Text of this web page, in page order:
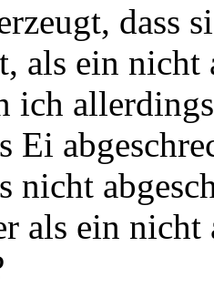
dass
als ein nicht
ich
Ei
nicht
als ein